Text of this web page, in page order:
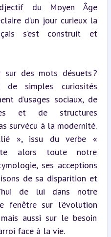
du Moyen Âge
d’un jour curieux la
s’est construit et
sur des mots désuets ?
de simples curiosités
d’usages sociaux, de
et de structures
survécu à la modernité.
», issu du verbe «
alors toute notre
ses acceptions
de sa disparition et
de lui dans notre
fenêtre sur l’évolution
aussi sur le besoin
face à la vie.